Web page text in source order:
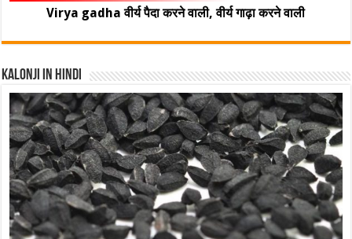
Virya gadha वीर्य पैदा करने वाली, वीर्य गाढ़ा करने वाली
Kalonji In Hindi